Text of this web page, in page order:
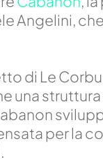
Angelini,
di Le
una
per la